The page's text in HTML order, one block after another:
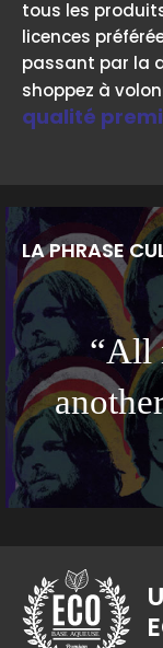
tous les
licences
passant par la
shoppez à
qualité
LA PHRASE
“All
BASE AQUEUSE